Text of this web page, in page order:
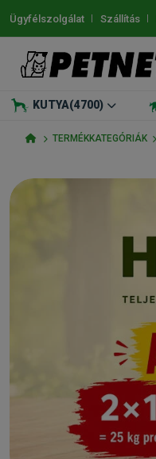
Ügyfélszolgálat Szállítás
KUTYA(4700)
TERMÉKKATEGÓRIÁK